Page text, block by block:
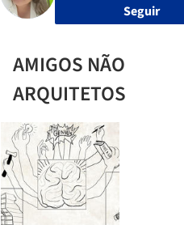
Seguir
AMIGOS NÃO
ARQUITETOS